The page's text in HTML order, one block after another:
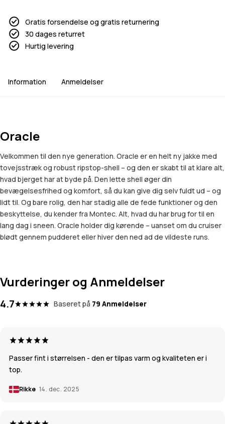
Gratis forsendelse og gratis returnering
30 dages returret
Hurtig levering
Information Anmeldelser
Oracle
Velkommen til den nye generation. Oracle er en helt ny jakke med
tovejsstræk og robust ripstop-shell – og den er skabt til at klare alt,
hvad bjerget har at byde på. Den lette shell øger din
bevægelsesfrihed og komfort, så du kan give dig selv fuldt ud – og
lidt til. Og bare rolig, den har stadig alle de fede funktioner og den
beskyttelse, du kender fra Montec. Alt, hvad du har brug for til en
lang dag i sneen. Oracle holder dig kørende – uanset om du cruiser
blødt gennem pudderet eller hiver den ned ad de vildeste runs.
Vurderinger og Anmeldelser
4.7 Baseret på 79 Anmeldelser
Passer fint i størrelsen - den er tilpas varm og kvaliteten er i
top.
Rikke 14. dec. 2025